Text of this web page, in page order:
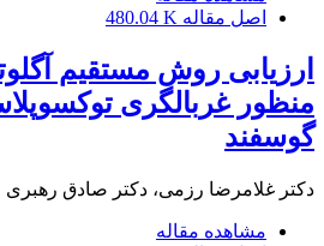
اصل مقاله 480.04 K
ارزیابی روش مستقیم
منظور غربالگری
گوسفند
دکتر غلامرضا رزمی، دکتر صادق رهبری
مشاهده مقاله